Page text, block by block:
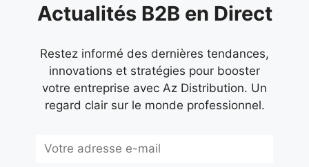
Actualités B2B en Direct
Restez informé des dernières tendances,
innovations et stratégies pour booster
votre entreprise avec Az Distribution. Un
regard clair sur le monde professionnel.